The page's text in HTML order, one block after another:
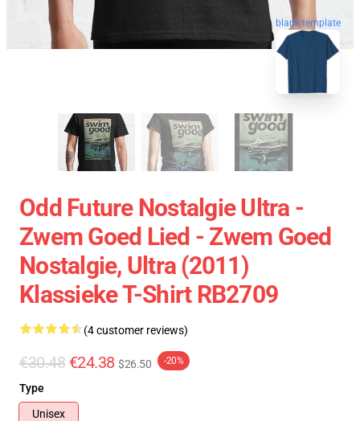
blank template
Odd Future Nostalgie Ultra -
Zwem Goed Lied - Zwem Goed
Nostalgie, Ultra (2011)
Klassieke T-Shirt RB2709
(4 customer reviews)
€30.48 €24.38 $26.50 -20%
Type
Unisex